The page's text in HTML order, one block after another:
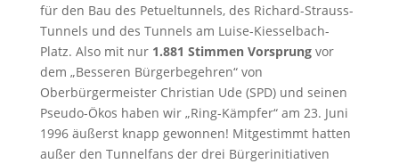
für den Bau des Petueltunnels, des Richard-Strauss-
Tunnels und des Tunnels am Luise-Kiesselbach-
Platz. Also mit nur 1.881 Stimmen Vorsprungvor
dem „Besseren Bürgerbegehren“ von
Oberbürgermeister Christian Ude (SPD) und seinen
Pseudo-Ökos haben wir „Ring-Kämpfer“ am 23. Juni
1996 äußerst knapp gewonnen! Mitgestimmt hatten
außer den Tunnelfans der drei Bürgerinitiativen